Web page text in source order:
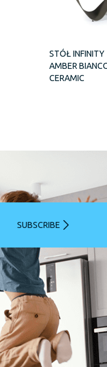
STÓŁ INFINITY
AMBER
CERAMIC
SUBSCRIBE